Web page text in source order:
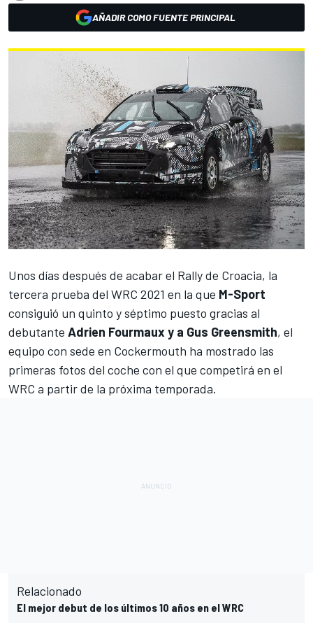
AÑADIR COMO FUENTE PRINCIPAL
Unos días después de acabar el Rally de Croacia, la
tercera prueba del WRC 2021 en la que M-Sport
consiguió un quinto y séptimo puesto gracias al
debutante Adrien Fourmaux y a Gus Greensmith, el
equipo con sede en Cockermouth ha mostrado las
primeras fotos del coche con el que competirá en el
WRC a partir de la próxima temporada.
Relacionado
El mejor debut de los últimos 10 años en el WRC